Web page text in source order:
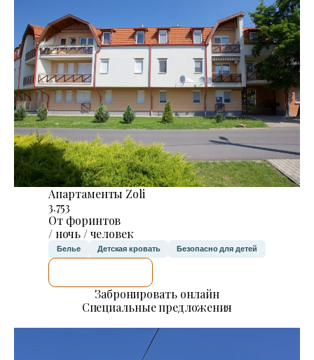
Апартаменты Zoli
3.753
От форинтов
/ ночь / человек
Белье Детская кровать Безопасно для детей
Забронировать онлайн
Специальные предложения